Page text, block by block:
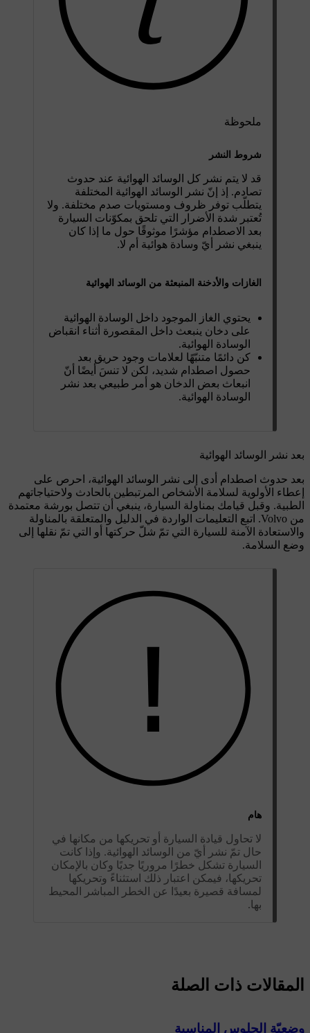
ملحوظة
شروط النشر
قد لا يتم نشر كل الوسائد الهوائية عند حدوث
تصادم. إذ إنّ نشر الوسائد الهوائية المختلفة
يتطلّب توفر ظروف ومستويات صدم مختلفة. ولا
تُعتبر شدة الأضرار التي تلحق بمكوّنات السيارة
بعد الاصطدام مؤشرًا موثوقًا حول ما إذا كان
ينبغي نشر أيّ وسادة هوائية أم لا.
الغازات والأدخنة المنبعثة من الوسائد الهوائية
يحتوي الغاز الموجود داخل الوسادة الهوائية
على دخان ينبعث داخل المقصورة أثناء انقباض
الوسادة الهوائية.
كن دائمًا متنبّهًا لعلامات وجود حريق بعد
حصول اصطدام شديد، لكن لا تنسَ أيضًا أنّ
انبعاث بعض الدخان هو أمر طبيعي بعد نشر
الوسادة الهوائية.
بعد نشر الوسائد الهوائية
بعد حدوث اصطدام أدى إلى نشر الوسائد الهوائية، احرص على
إعطاء الأولوية لسلامة الأشخاص المرتبطين بالحادث ولاحتياجاتهم
الطبية. وقبل قيامك بمناولة السيارة، ينبغي أن تتصل بورشة معتمدة
من Volvo. اتبع التعليمات الواردة في الدليل والمتعلقة بالمناولة
والاستعادة الآمنة للسيارة التي تمّ شلّ حركتها أو التي تمّ نقلها إلى
وضع السلامة.
هام
لا تحاول قيادة السيارة أو تحريكها من مكانها في
حال تمّ نشر أيّ من الوسائد الهوائية. وإذا كانت
السيارة تشكل خطرًا مروريًا جديًا وكان بالإمكان
تحريكها، فيمكن اعتبار ذلك استثناءً وتحريكها
لمسافة قصيرة بعيدًا عن الخطر المباشر المحيط
بها.
المقالات ذات الصلة
وضعيّة الجلوس المناسبة